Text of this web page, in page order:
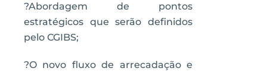
?Abordagem de pontos
estratégicos que serão definidos
pelo CGIBS;
?O novo fluxo de arrecadação e